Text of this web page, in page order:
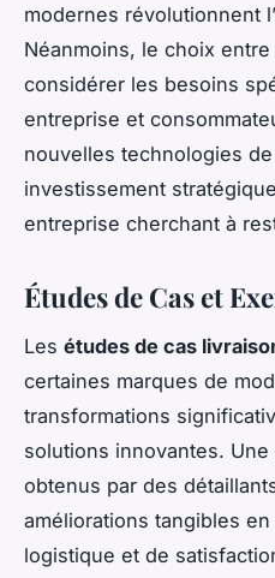
modernes révolutionnent
Néanmoins, le choix
considérer les besoins
entreprise et
nouvelles technologies
investissement
entreprise cherchant à
Études de Cas et
Les études de cas
certaines marques de
transformations
solutions innovantes.
obtenus par des
améliorations tangibles en
logistique et de